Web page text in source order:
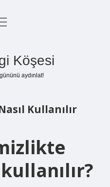
Köşesi
aydınlat!
Kullanılır